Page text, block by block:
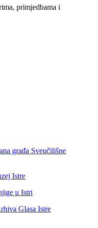
primjedbama i
građa Sveučilišne
Istre
u Istri
Glasa Istre